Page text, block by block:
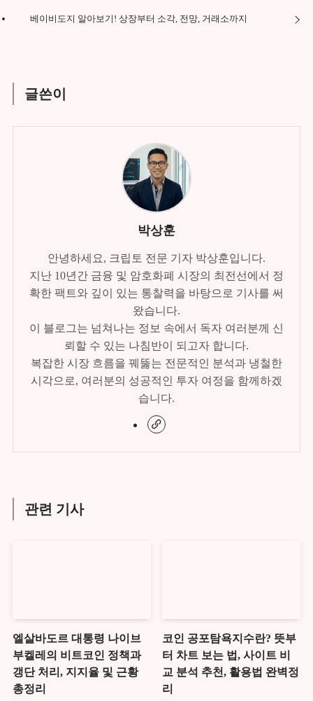
베이비도지 알아보기! 상장부터 소각, 전망, 거래소까지
글쓴이
박상훈
안녕하세요, 크립토 전문 기자 박상훈입니다.
지난 10년간 금융 및 암호화폐 시장의 최전선에서 정
확한 팩트와 깊이 있는 통찰력을 바탕으로 기사를 써
왔습니다.
이 블로그는 넘쳐나는 정보 속에서 독자 여러분께 신
뢰할 수 있는 나침반이 되고자 합니다.
복잡한 시장 흐름을 꿰뚫는 전문적인 분석과 냉철한
시각으로, 여러분의 성공적인 투자 여정을 함께하겠
습니다.
관련 기사
엘살바도르 대통령 나이브
부켈레의 비트코인 정책과
갱단 처리, 지지율 및 근황
총정리
코인 공포탐욕지수란? 뜻부
터 차트 보는 법, 사이트 비
교 분석 추천, 활용법 완벽정
리